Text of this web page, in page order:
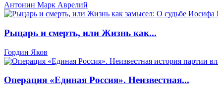
Антонин Марк Аврелий
Рыцарь и смерть, или Жизнь как...
Гордин Яков
Операция «Единая Россия». Неизвестная...